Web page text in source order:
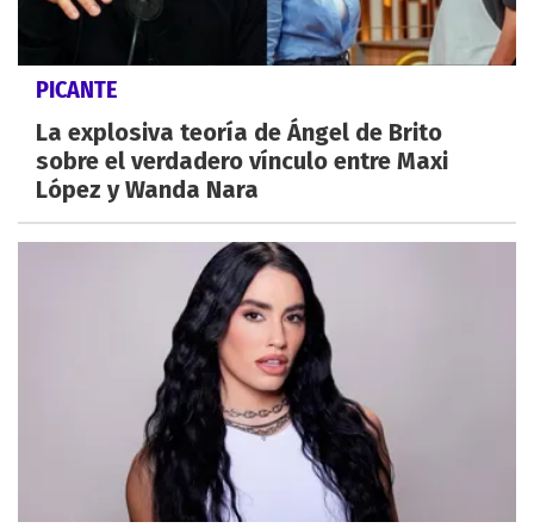
PICANTE
La explosiva teoría de Ángel de Brito
sobre el verdadero vínculo entre Maxi
López y Wanda Nara